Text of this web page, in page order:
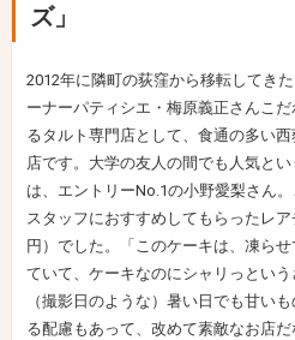
ズ」
2012年に隣町の荻窪から移転してき
ーナーパティシエ・梅原義正さんこ
るタルト専門店として、食通の多い
店です。大学の友人の間でも人気と
は、エントリーNo.1の小野愛梨さん
スタッフにおすすめしてもらったレ
円）でした。「このケーキは、凍ら
ていて、ケーキなのにシャリっという
（撮影日のような）暑い日でも甘い
る配慮もあって、改めて素敵なお店